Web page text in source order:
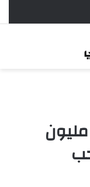
ساهر منذر يتخطى الــ ٢ مليون